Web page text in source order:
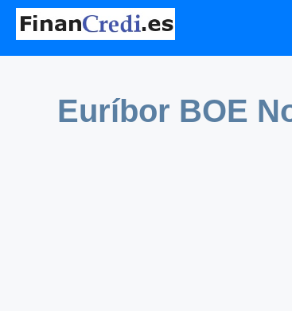
Euríbor BOE